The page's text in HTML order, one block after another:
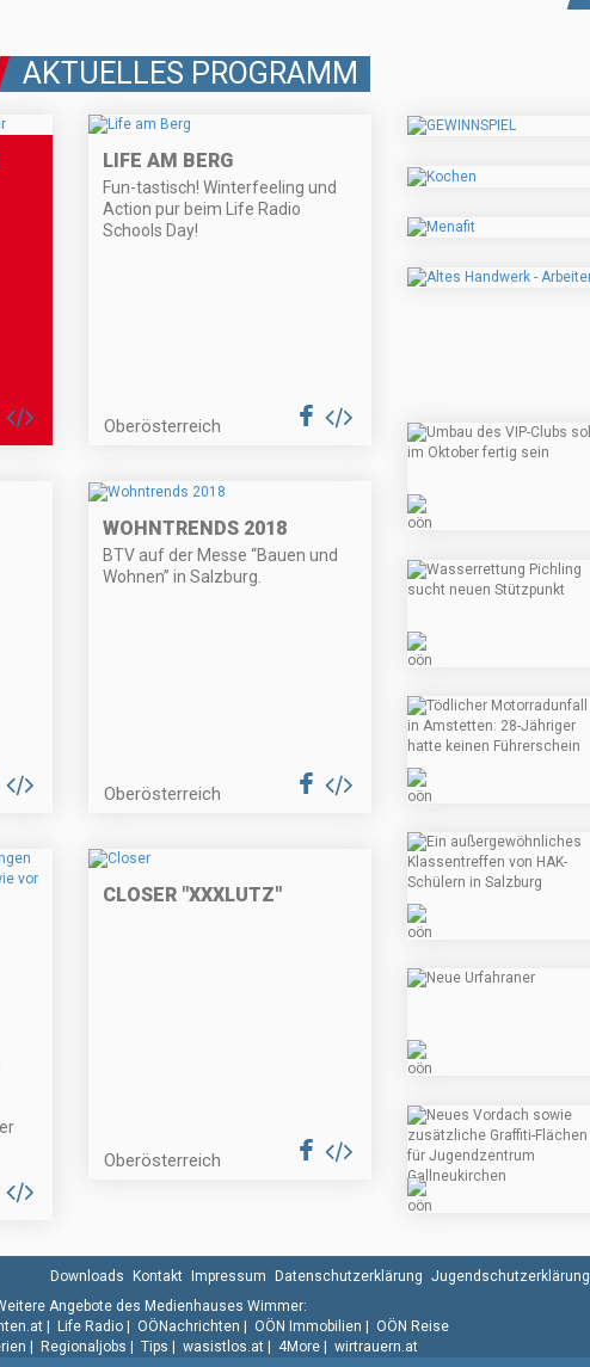
AKTUELLES PROGRAMM
LIFE AM BERG
Fun-tastisch! Winterfeeling und
Action pur beim Life Radio
Schools Day!
Oberösterreich
WOHNTRENDS 2018
BTV auf der Messe “Bauen und
Wohnen” in Salzburg.
Oberösterreich
CLOSER "XXXLUTZ"
Oberösterreich
Downloads Kontakt Impressum Datenschutzerklärung Jugendschutzerklärung
Angebote des Medienhauses Wimmer:
| Life Radio | OÖNachrichten | OÖN Immobilien | OÖN Reise
| Regionaljobs | Tips | wasistlos.at | 4More | wirtrauern.at